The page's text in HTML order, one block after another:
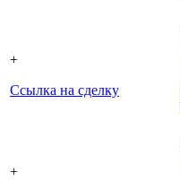
+
Ссылка на сделку
+